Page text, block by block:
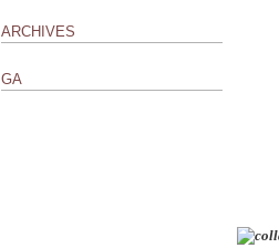
ARCHIVES
GA